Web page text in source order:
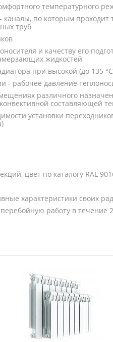
температурного
каналы, по которым
труб
и качеству его
жидкостей
при высокой (до 135
- рабочее давление
различного
составляющей
установки
цвет по каталогу RAL
характеристики своих
работу в